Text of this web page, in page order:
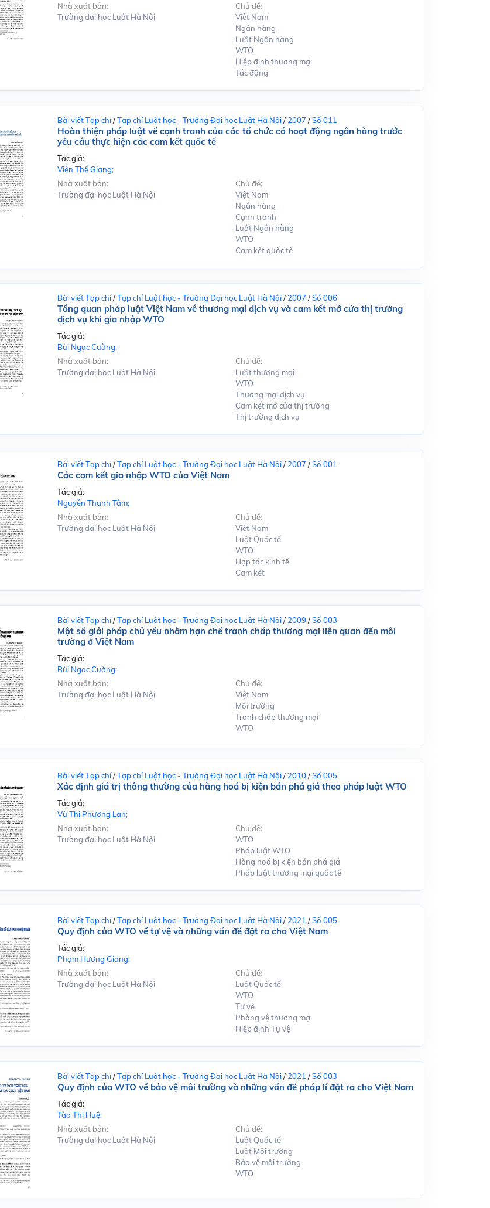
Nhà xuất bản:
Trường đại học Luật Hà Nội
Chủ đề:
Việt Nam
Ngân hàng
Luật Ngân hàng
WTO
Hiệp định thương mại
Tác động
Bài viết Tạp chí/Tạp chí Luật học - Trường Đại học Luật Hà Nội/ 2007 /Số 011
Hoàn thiện pháp luật về cạnh tranh của các tổ chức có hoạt động ngân hàng trước
yêu cầu thực hiện các cam kết quốc tế
Tác giả:
Viên Thế Giang;
Nhà xuất bản:
Trường đại học Luật Hà Nội
Chủ đề:
Việt Nam
Ngân hàng
Cạnh tranh
Luật Ngân hàng
WTO
Cam kết quốc tế
Bài viết Tạp chí/Tạp chí Luật học - Trường Đại học Luật Hà Nội/ 2007 /Số 006
Tổng quan pháp luật Việt Nam về thương mại dịch vụ và cam kết mở cửa thị trường
dịch vụ khi gia nhập WTO
Tác giả:
Bùi Ngọc Cường;
Nhà xuất bản:
Trường đại học Luật Hà Nội
Chủ đề:
Luật thương mại
WTO
Thương mại dịch vụ
Cam kết mở cửa thị trường
Thị trường dịch vụ
Bài viết Tạp chí/Tạp chí Luật học - Trường Đại học Luật Hà Nội/ 2007 /Số 001
Các cam kết gia nhập WTO của Việt Nam
Tác giả:
Nguyễn Thanh Tâm;
Nhà xuất bản:
Trường đại học Luật Hà Nội
Chủ đề:
Việt Nam
Luật Quốc tế
WTO
Hợp tác kinh tế
Cam kết
Bài viết Tạp chí/Tạp chí Luật học - Trường Đại học Luật Hà Nội/ 2009/Số 003
Một số giải pháp chủ yếu nhằm hạn chế tranh chấp thương mại liên quan đến môi
trường ở Việt Nam
Tác giả:
Bùi Ngọc Cường;
Nhà xuất bản:
Trường đại học Luật Hà Nội
Chủ đề:
Việt Nam
Môi trường
Tranh chấp thương mại
WTO
Bài viết Tạp chí/Tạp chí Luật học - Trường Đại học Luật Hà Nội/ 2010/Số 005
Xác định giá trị thông thường của hàng hoá bị kiện bán phá giá theo pháp luật WTO
Tác giả:
Vũ Thị Phương Lan;
Nhà xuất bản:
Trường đại học Luật Hà Nội
Chủ đề:
WTO
Pháp luật WTO
Hàng hoá bị kiện bán phá giá
Pháp luật thương mại quốc tế
Bài viết Tạp chí/Tạp chí Luật học - Trường Đại học Luật Hà Nội/ 2021 /Số 005
Quy định của WTO về tự vệ và những vấn đề đặt ra cho Việt Nam
Tác giả:
Phạm Hương Giang;
Nhà xuất bản:
Trường đại học Luật Hà Nội
Chủ đề:
Luật Quốc tế
WTO
Tự vệ
Phòng vệ thương mại
Hiệp định Tự vệ
Bài viết Tạp chí/Tạp chí Luật học - Trường Đại học Luật Hà Nội/ 2021 /Số 003
Quy định của WTO về bảo vệ môi trường và những vấn đề pháp lí đặt ra cho Việt Nam
Tác giả:
Tào Thị Huệ;
Nhà xuất bản:
Trường đại học Luật Hà Nội
Chủ đề:
Luật Quốc tế
Luật Môi trường
Bảo vệ môi trường
WTO